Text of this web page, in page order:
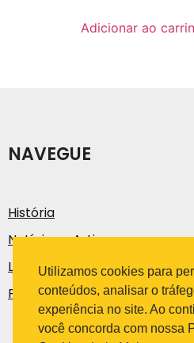
Adicionar ao
NAVEGUE
História
Notícias e Artigos
Loja
Fale Conosco
Utilizamos cookies para
conteúdos, analisar o
experiência no site. Ao
você concorda com nossa